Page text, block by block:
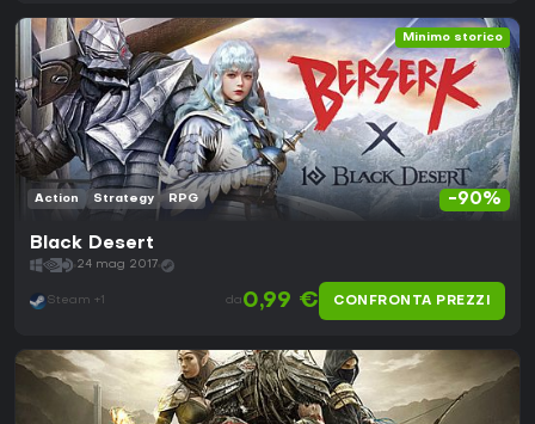
Minimo storico
-90%
Action Strategy RPG
Black Desert
24 mag 2017
Steam +1 da 0,99 € CONFRONTA PREZZI